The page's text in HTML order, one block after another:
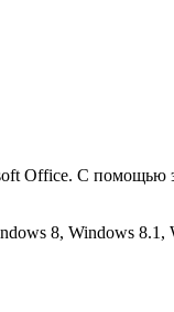
Office. С
8, Windows